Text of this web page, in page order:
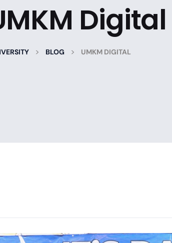
Digital
> BLOG > UMKM DIGITAL